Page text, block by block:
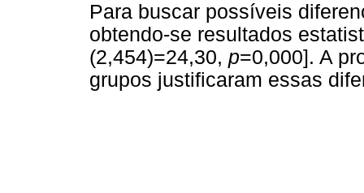
Para buscar possíveis
obtendo-se resultados
(2,454)=24,30, p=0,000]. A
grupos justificaram essas